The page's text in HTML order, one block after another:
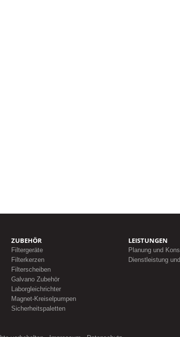
ZUBEHÖR
Filtergeräte
Filterkerzen
Filterscheiben
Galvano Zubehör
Laborgleichrichter
Magnet-Kreiselpumpen
Sicherheitspaletten
LEISTUNGEN
Planung und
Dienstleistung